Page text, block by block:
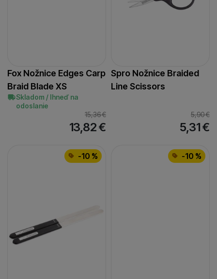
Fox Nožnice Edges Carp
Braid Blade XS
Skladom / Ihneď na
odoslanie
15,36€
13,82€
Spro Nožnice Braided
Line Scissors
5,90€
5,31€
-10 % -10 %